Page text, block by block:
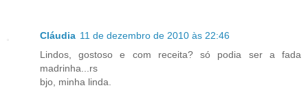
Cláudia 11 de dezembro de 2010 às 22:46
Lindos, gostoso e com receita? só podia ser a fada
madrinha...rs
bjo, minha linda.